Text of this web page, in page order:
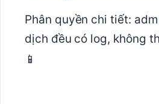
Phân quyền chi tiết:
dịch đều có log, không
📱